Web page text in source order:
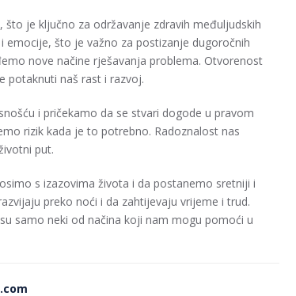
je ključno za održavanje zdravih međuljudskih
što je važno za postizanje dugoročnih
nove načine rješavanja problema. Otvorenost
potaknuti naš rast i razvoj.
i pričekamo da se stvari dogode u pravom
rizik kada je to potrebno. Radoznalost nas
put.
s izazovima života i da postanemo sretniji i
preko noći i da zahtijevaju vrijeme i trud.
samo neki od načina koji nam mogu pomoći u